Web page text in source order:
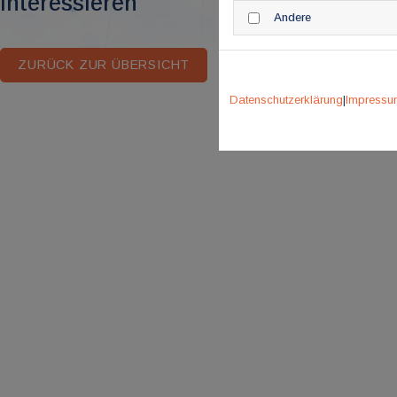
ZURÜCK ZUR ÜBERSICHT
Andere
Datenschutzerklärung|